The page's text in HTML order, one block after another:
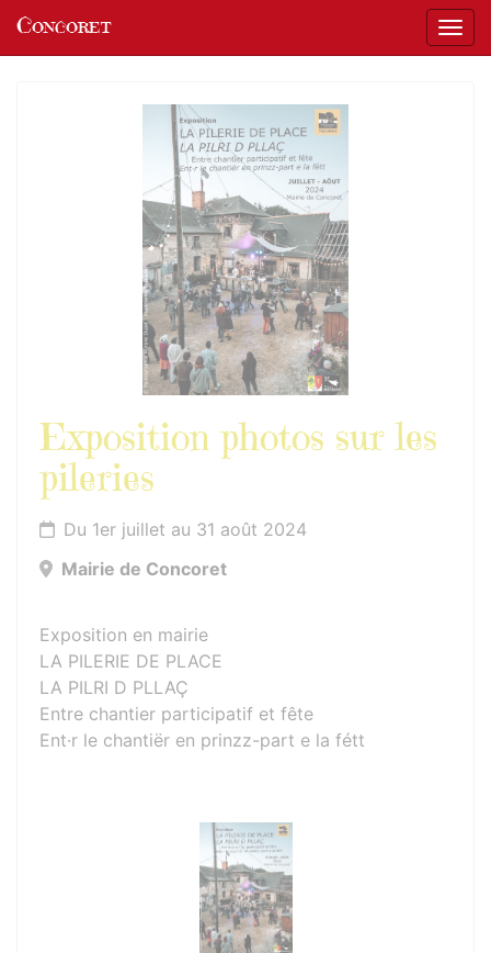
Concoret
Exposition photos sur les
pileries
Du 1er juillet au 31 août 2024
Mairie de Concoret
Exposition en mairie
LA PILERIE DE PLACE
LA PILRI D PLLAÇ
Entre chantier participatif et fête
Ent·r le chantiër en prinzz-part e la fétt
Panneau de gestion des cookies